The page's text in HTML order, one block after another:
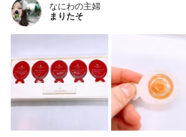
なにわの主婦
まりたそ